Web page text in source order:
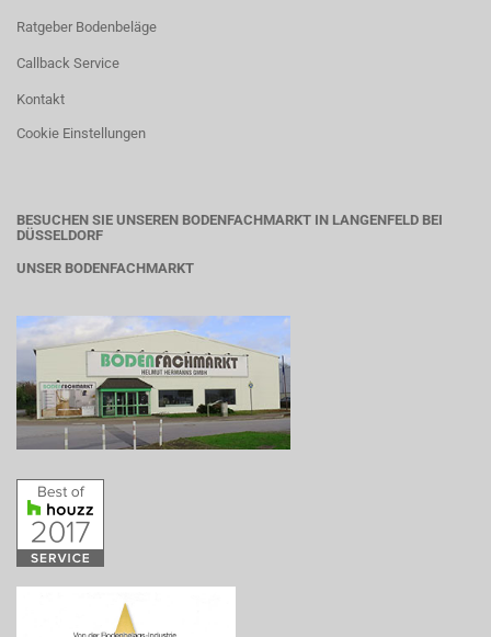
Ratgeber Bodenbeläge
Callback Service
Kontakt
Cookie Einstellungen
BESUCHEN SIE UNSEREN BODENFACHMARKT IN LANGENFELD BEI
DÜSSELDORF
UNSER BODENFACHMARKT